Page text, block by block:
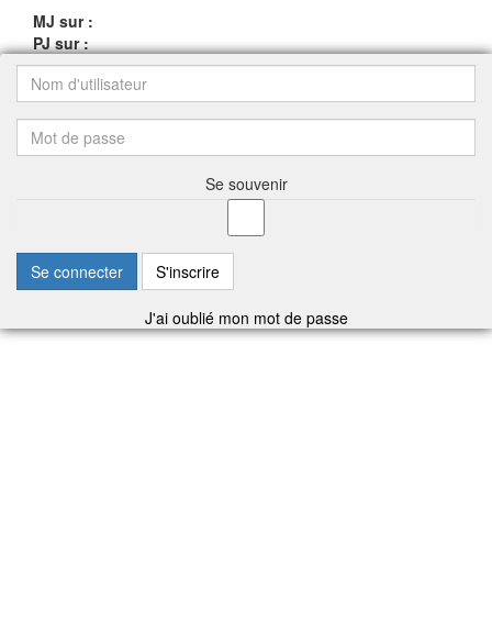
MJ sur :
PJ sur :
Se souvenir
Se connecter S'inscrire
J'ai oublié mon mot de passe